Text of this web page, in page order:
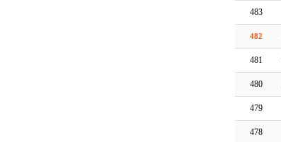
483
482
481
480
479
478